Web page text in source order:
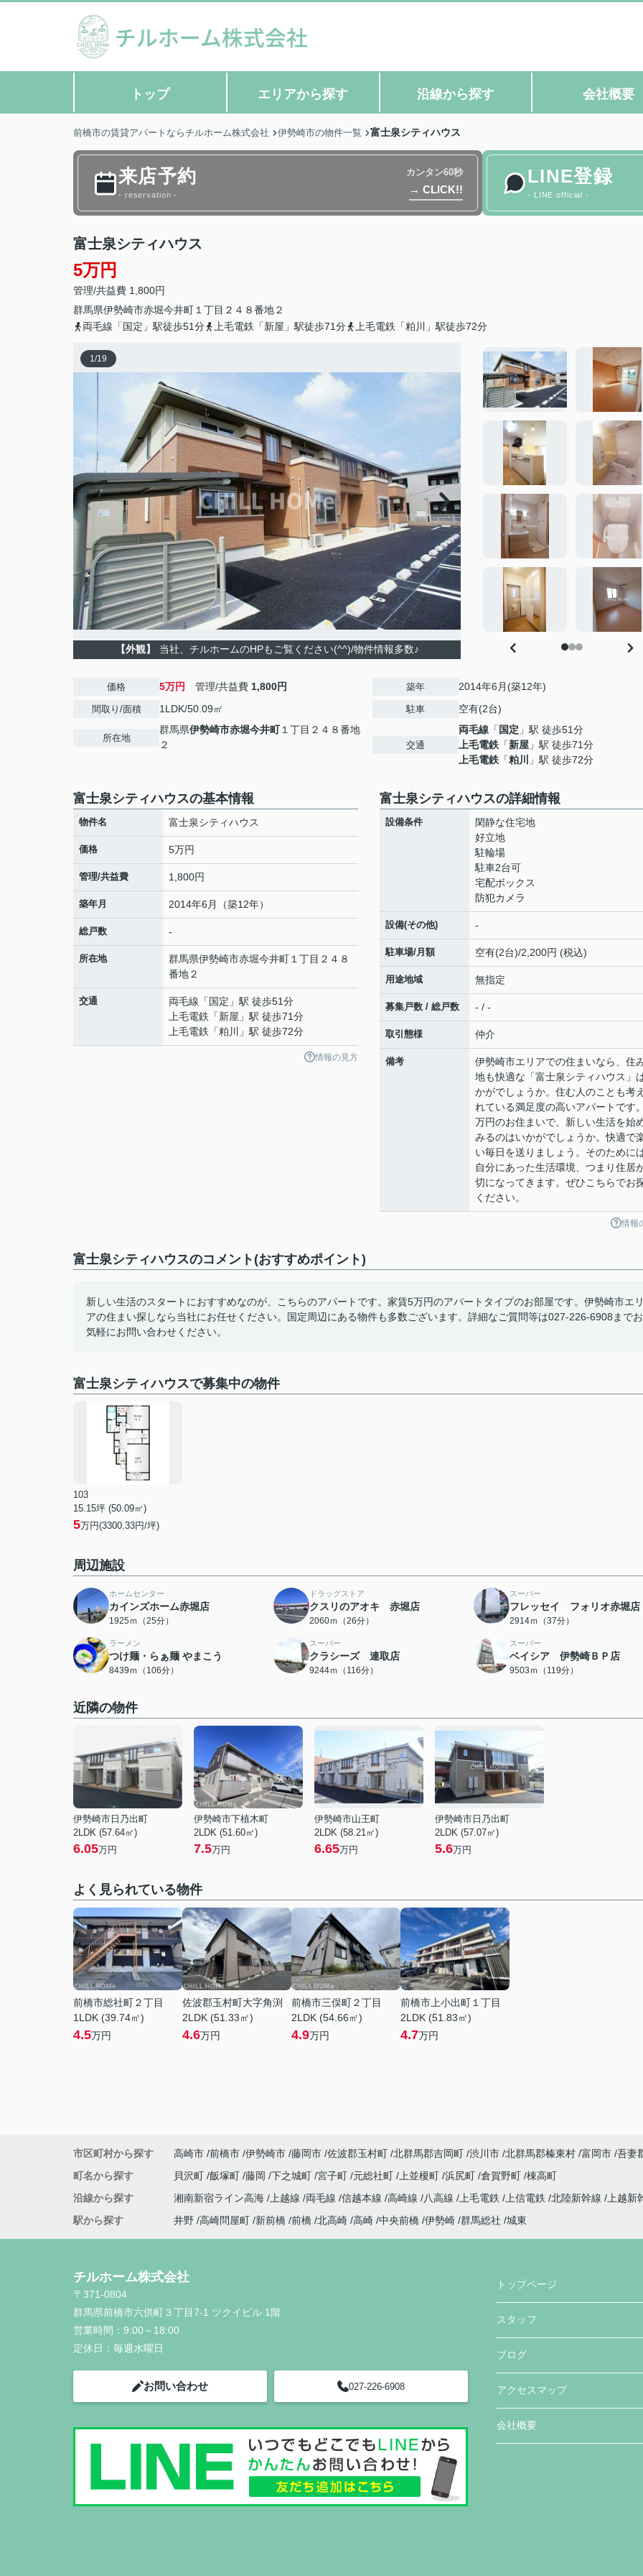
トップ エリアから探す 沿線から探す 会社概要
前橋市の賃貸アパートならチルホーム株式会社 伊勢崎市の物件一覧 富士泉シティハウス
来店予約
- reservation -
カンタン60秒
→ CLICK!!
LINE登録
- LINE official -
富士泉シティハウス
5万円
管理/共益費 1,800円
群馬県伊勢崎市赤堀今井町 １丁目２４８番地２
両毛線「国定」駅徒歩51分
上毛電鉄「新屋」駅徒歩71分 上毛電鉄「粕川」駅徒歩72分
1/19
【外観】 当社、チルホームのHPもご覧ください(^^)/物件情報多数♪
価格 5万円 管理/共益費 1,800円
間取り/面積 1LDK/50.09㎡
所在地
群馬県伊勢崎市赤堀今井町１丁目２４８番地
２
築年 2014年6月(築12年)
駐車 空有(2台)
交通
両毛線 「 国定 」駅 徒歩51分
上毛電鉄 「新屋 」駅 徒歩71分
上毛電鉄 「粕川 」駅 徒歩72分
富士泉シティハウスの基本情報
物件名 富士泉シティハウス
価格 5万円
管理/共益費 1,800円
築年月 2014年6月（築12年）
総戸数 -
所在地 群馬県伊勢崎市赤堀今井町 １丁目２４８
番地２
交通 両毛線 「 国定 」駅 徒歩51分
上毛電鉄 「新屋 」駅 徒歩71分
上毛電鉄 「粕川 」駅 徒歩72分
情報の見方
富士泉シティハウスの詳細情報
設備条件
閑静な住宅地
好立地
駐輪場
駐車2台可
宅配ボックス
防犯カメラ
設備(その他) -
駐車場/月額 空有(2台)/2,200円 (税込)
用途地域 無指定
募集戸数 / 総戸数 - / -
取引態様 仲介
備考
伊勢崎市エリアでの住まいなら、住
地も快適な「富士泉シティハウス」
かがでしょうか。住む人のことも考
れている満足度の高いアパートです
万円のお住まいで、新しい生活を始
みるのはいかがでしょうか。快適で
い毎日を送りましょう。そのために
自分にあった生活環境、つまり住居
切になってきます。ぜひこちらでお
ください。
情報
富士泉シティハウスのコメント(おすすめポイント)
新しい生活のスタートにおすすめなのが、こちらのアパートです。家賃5万円のアパートタイプのお部屋です。伊勢崎市エ
アの住まい探しなら当社にお任せください。国定周辺にある物件も多数ございます。詳細なご質問等は027-226-6908までお
気軽にお問い合わせください。
富士泉シティハウスで募集中の物件
103
15.15坪 (50.09㎡)
5万円(3300.33円/坪)
周辺施設
ホームセンター
カインズホーム赤堀店
1925ｍ（25分）
ドラッグストア
クスリのアオキ 赤堀店
2060ｍ（26分）
スーパー
フレッセイ フォリオ赤堀店
2914ｍ（37分）
ラーメン
つけ麺・らぁ麺 やまこう
8439ｍ（106分）
スーパー
クラシーズ 連取店
9244ｍ（116分）
スーパー
ベイシア 伊勢崎ＢＰ店
9503ｍ（119分）
近隣の物件
伊勢崎市日乃出町
2LDK (57.64㎡)
6.05万円
伊勢崎市下植木町
2LDK (51.60㎡)
7.5万円
伊勢崎市山王町
2LDK (58.21㎡)
6.65万円
伊勢崎市日乃出町
2LDK (57.07㎡)
5.6万円
よく見られている物件
前橋市総社町２丁目
1LDK (39.74㎡)
4.5万円
佐波郡玉村町大字角渕
2LDK (51.33㎡)
4.6万円
前橋市三俣町２丁目
2LDK (54.66㎡)
4.9万円
前橋市上小出町１丁目
2LDK (51.83㎡)
4.7万円
市区町村から探す 高崎市 前橋市 伊勢崎市 藤岡市 佐波郡玉村町 北群馬郡吉岡町 渋川市 北群馬郡榛東村 富岡市 吾妻
町名から探す
貝沢町 飯塚町 藤岡 下之城町 宮子町 元総社町 上並榎町 浜尻町 倉賀野町 棟高町
沿線から探す
湘南新宿ライン高海 上越線 両毛線 信越本線 高崎線 八高線 上毛電鉄 上信電鉄 北陸新幹線
上越新
駅から探す
井野 高崎問屋町 新前橋 前橋 北高崎 高崎 中央前橋 伊勢崎 群馬総社 城東
チルホーム株式会社
〒371-0804
群馬県前橋市六供町３丁目7-1 ツクイビル 1階
営業時間： 9:00～18:00
定休日： 毎週水曜日
お問い合わせ 027-226-6908
トップページ
スタッフ
ブログ
アクセスマップ
会社概要